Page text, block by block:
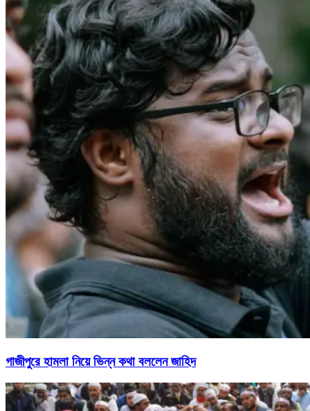
গাজীপুরে হামলা নিয়ে ভিন্ন কথা বললেন জাহিদ